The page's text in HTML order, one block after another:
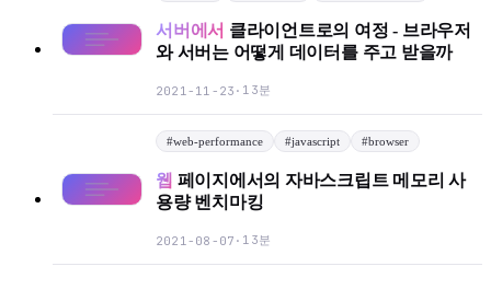
서버에서 클라이언트로의 여정 - 브라우저
와 서버는 어떻게 데이터를 주고 받을까
2021-11-23 · 13분
#web-performance #javascript #browser
웹 페이지에서의 자바스크립트 메모리 사
용량 벤치마킹
2021-08-07 · 13분